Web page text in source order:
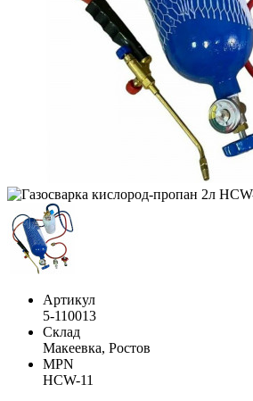
Артикул
5-110013
Склад
Макеевка, Ростов
MPN
HCW-11